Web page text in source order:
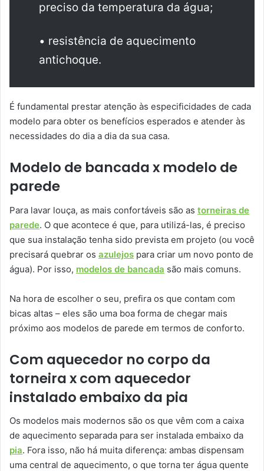
preciso da temperatura da água;
• resistência de aquecimento
antichoque.
É fundamental prestar atenção às especificidades de cada
modelo para obter os benefícios esperados e atender às
necessidades do dia a dia da sua casa.
Modelo de bancada x modelo de
parede
Para lavar louça, as mais confortáveis são as torneiras de
parede. O que acontece é que, para utilizá-las, é preciso
que sua instalação tenha sido prevista em projeto (ou você
precisará quebrar os azulejos para criar um novo ponto de
água). Por isso, modelos de bancada são mais comuns.
Na hora de escolher o seu, prefira os que contam com
bicas altas – eles são uma boa forma de chegar mais
próximo aos modelos de parede em termos de conforto.
Com aquecedor no corpo da
torneira x com aquecedor
instalado embaixo da pia
Os modelos mais modernos são os que vêm com a caixa
de aquecimento separada para ser instalada embaixo da
pia. Fora isso, não há muita diferença: ambas dispensam
uma central de aquecimento, o que torna ter água quente